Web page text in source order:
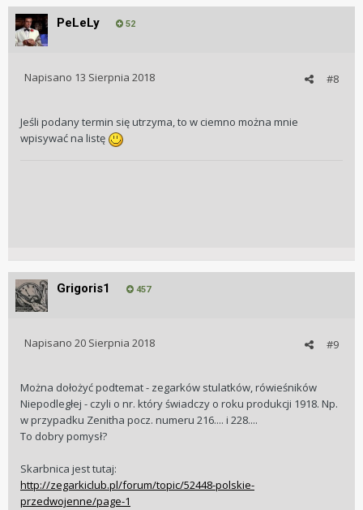
PeLeLy 52
#8
Napisano 13 Sierpnia 2018
Jeśli podany termin się utrzyma, to w ciemno można mnie
wpisywać na listę
Grigoris1 457
#9
Napisano 20 Sierpnia 2018
Można dołożyć podtemat - zegarków stulatków, rówieśników
Niepodległej - czyli o nr. który świadczy o roku produkcji 1918. Np.
w przypadku Zenitha pocz. numeru 216.... i 228....
To dobry pomysł?
Skarbnica jest tutaj:
http://zegarkiclub.pl/forum/topic/52448-polskie-
przedwojenne/page-1